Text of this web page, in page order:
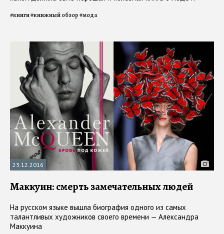
#книги#книжный обзор#мода
23.12.2016
Маккуин: смерть замечательных людей
На русском языке вышла биография одного из самых
талантливых художников своего времени — Александра
Маккуина